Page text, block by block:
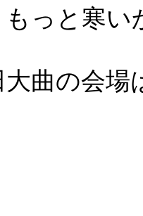
っと寒い
大曲の会